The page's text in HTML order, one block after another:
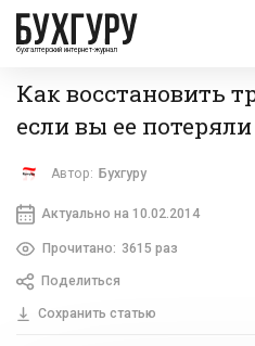
бухгалтерский интернет-журнал
Как восстановить
если вы ее потеряли
Автор: Бухгуру
Актуально на 10.02.2014
Прочитано: 3615 раз
Поделиться
Сохранить статью